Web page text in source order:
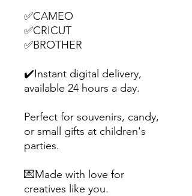
✅CAMEO
✅CRICUT
✅BROTHER
✔️Instant digital delivery,
available 24 hours a day.
Perfect for souvenirs, candy,
or small gifts at children's
parties.
💌Made with love for
creatives like you.